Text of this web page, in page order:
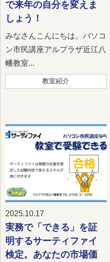
で来年の自分を変えま
しょう！
みなさんこんにちは。パソコ
ン市民講座アルプラザ近江八
幡教室...
教室紹介
2025.10.17
実務で「できる」を証
明するサーティファイ
検定。あなたの市場価